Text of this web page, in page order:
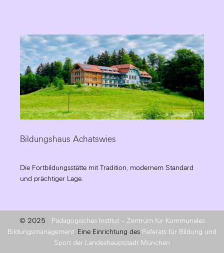
Bildungshaus Achatswies
Die Fortbildungsstätte mit Tradition, modernem Standard
und prächtiger Lage.
© 2025 Pädagogisches Institut – Zentrum für Kommunales
Bildungsmanagement. Eine Einrichtung des Referats für Bildung und
Sport der Landeshauptstadt München